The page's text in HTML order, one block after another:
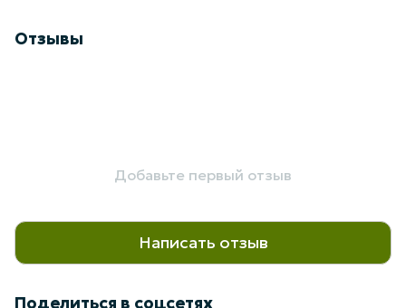
Отзывы
Добавьте первый отзыв
Написать отзыв
Поделиться в соцсетях